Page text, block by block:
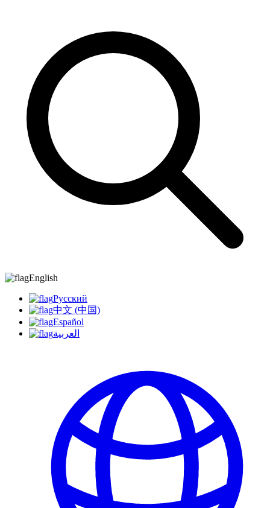
English
Русский
中文 (中国)
Español
العربية